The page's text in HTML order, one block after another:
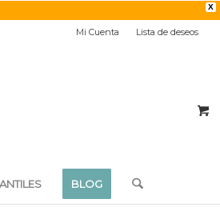
X
Mi Cuenta Lista de deseos
BLOG